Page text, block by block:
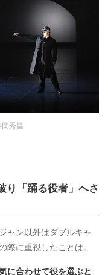
岡秀昌
り「踊る役者」へさ
ン以外はダブルキャ
に重視したことは。
に合わせて役を選ぶと